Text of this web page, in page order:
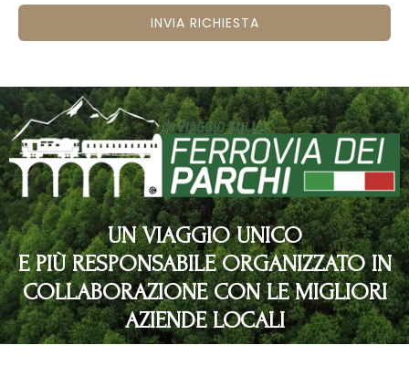
INVIA RICHIESTA
UN VIAGGIO UNICO
E PIÙ RESPONSABILE ORGANIZZATO IN
COLLABORAZIONE CON LE MIGLIORI
AZIENDE LOCALI